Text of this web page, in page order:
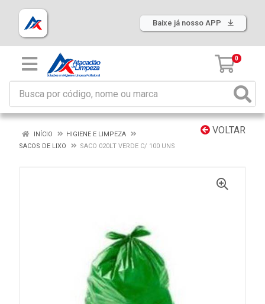
Baixe já nosso APP
0
VOLTAR
INÍCIO
HIGIENE E LIMPEZA
SACOS DE LIXO
SACO 020LT VERDE C/ 100 UNS